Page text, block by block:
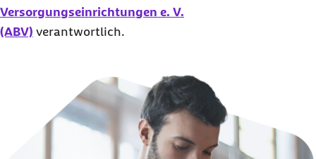
Versorgungseinrichtungen e. V.
(ABV) verantwortlich.